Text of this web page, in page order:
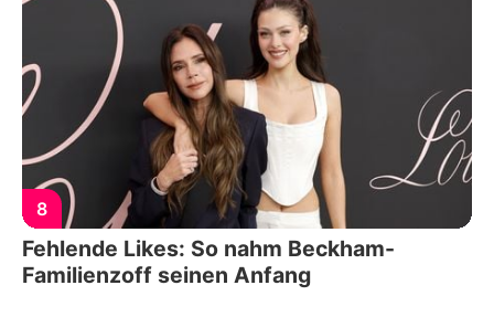
8
Fehlende Likes: So nahm Beckham-
Familienzoff seinen Anfang